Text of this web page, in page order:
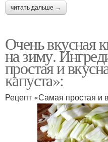
читать дальше →
Очень вкусная
на зиму.
простая и
капуста»:
Рецепт «Самая простая и